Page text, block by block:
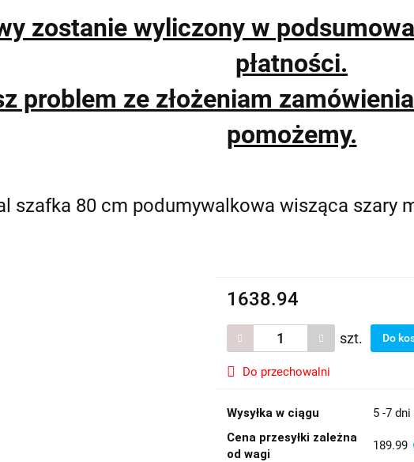
zostanie wyliczony w
płatności.
problem ze złożeniam
pomożemy.
szafka 80 cm podumywalkowa wisząca szary
1638.94
szt. Do
Do przechowalni
Wysyłka w ciągu
5 -7
Cena przesyłki zależna
od wagi
189.99